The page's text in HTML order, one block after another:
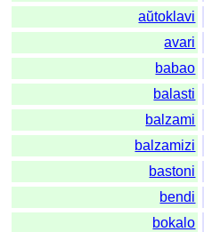
aŭtoklavi
avari
babao
balasti
balzami
balzamizi
bastoni
bendi
bokalo